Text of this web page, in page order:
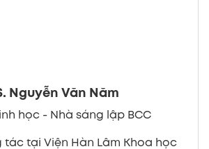
Nguyễn Văn Năm
học - Nhà sáng lập BCC
tác tại Viện Hàn Lâm Khoa học